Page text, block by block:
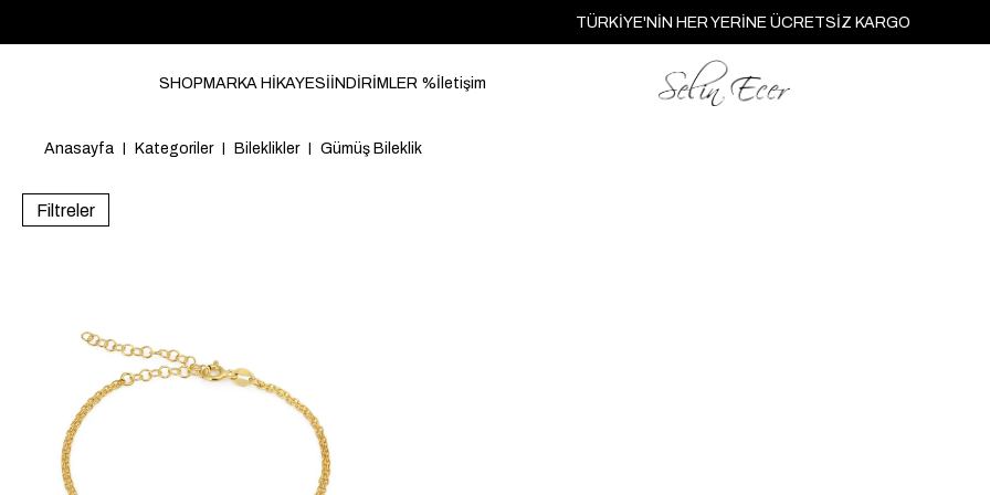
TÜRKİYE'NİN HER YERİNE ÜCRETSİZ KARGO
SHOPMARKA HİKAYESİİNDİRİMLER %İletişim
Anasayfa Kategoriler Bileklikler Gümüş Bileklik
Filtreler